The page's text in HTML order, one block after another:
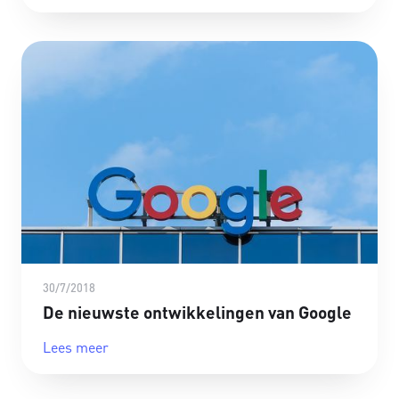
30/7/2018
De nieuwste ontwikkelingen van Google
Lees meer